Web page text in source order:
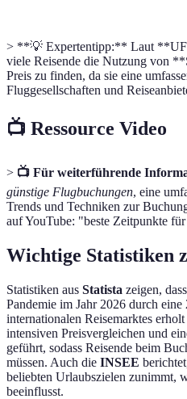
> **💡 Expertentipp:** Laut
viele Reisende die Nutzung von
Preis zu finden, da sie eine
Fluggesellschaften und
📺 Ressource Video
> 📺 Für weiterführende
günstige Flugbuchungen, eine
Trends und Techniken zur
auf YouTube: "beste Zeitpunkte
Wichtige Statistiken
Statistiken aus Statista zeigen,
Pandemie im Jahr 2026 durch eine
internationalen Reisemarktes
intensiven Preisvergleichen und
geführt, sodass Reisende beim
müssen. Auch die INSEE
beliebten Urlaubszielen zunimmt,
beeinflusst.